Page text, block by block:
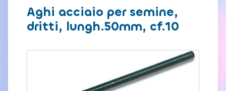
Aghi acciaio per semine,
dritti, lungh.50mm, cf.10